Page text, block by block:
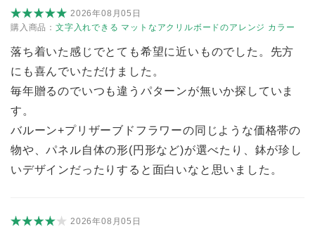
2026年08月05日
購入商品： 文字入れできる マットなアクリルボードのアレンジ カラー
落ち着いた感じでとても希望に近いものでした。先方
にも喜んでいただけました。
毎年贈るのでいつも違うパターンが無いか探していま
す。
バルーン+プリザーブドフラワーの同じような価格帯の
物や、パネル自体の形(円形など)が選べたり、鉢が珍し
いデザインだったりすると面白いなと思いました。
2026年08月05日